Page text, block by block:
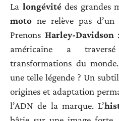
La longévitédes grandes
moto ne relève pas
Prenons Harley-Davidson
américaine a
transformations du
une telle légende ? Un
origines et adaptation
l’ADN de la marque. L’